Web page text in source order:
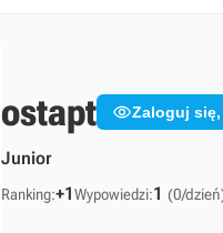
ostapt Zaloguj
Junior
Ranking:+1Wypowiedzi:1 (0/